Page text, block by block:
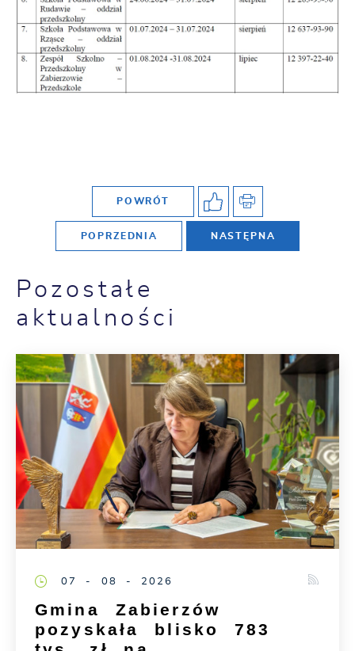
POWRÓT
POPRZEDNIA NASTĘPNA
Pozostałe
aktualności
07 - 08 - 2026
Gmina Zabierzów
pozyskała blisko 783